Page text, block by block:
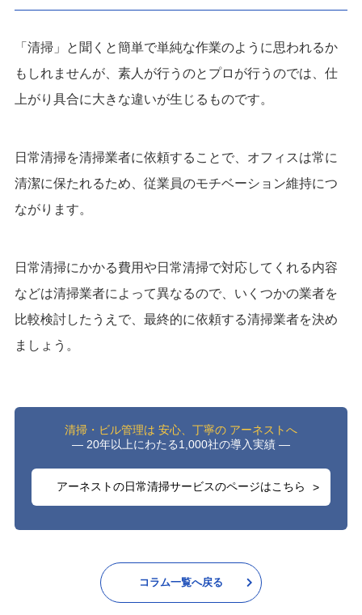
「清掃」と聞くと簡単で単純な作業のように思われるか
もしれませんが、素人が行うのとプロが行うのでは、仕
上がり具合に大きな違いが生じるものです。
日常清掃を清掃業者に依頼することで、オフィスは常に
清潔に保たれるため、従業員のモチベーション維持につ
ながります。
日常清掃にかかる費用や日常清掃で対応してくれる内容
などは清掃業者によって異なるので、いくつかの業者を
比較検討したうえで、最終的に依頼する清掃業者を決め
ましょう。
清掃・ビル管理は 安心、丁寧の アーネストへ
― 20年以上にわたる1,000社の導入実績 ―
アーネストの日常清掃サービスのページはこちら
コラム一覧へ戻る